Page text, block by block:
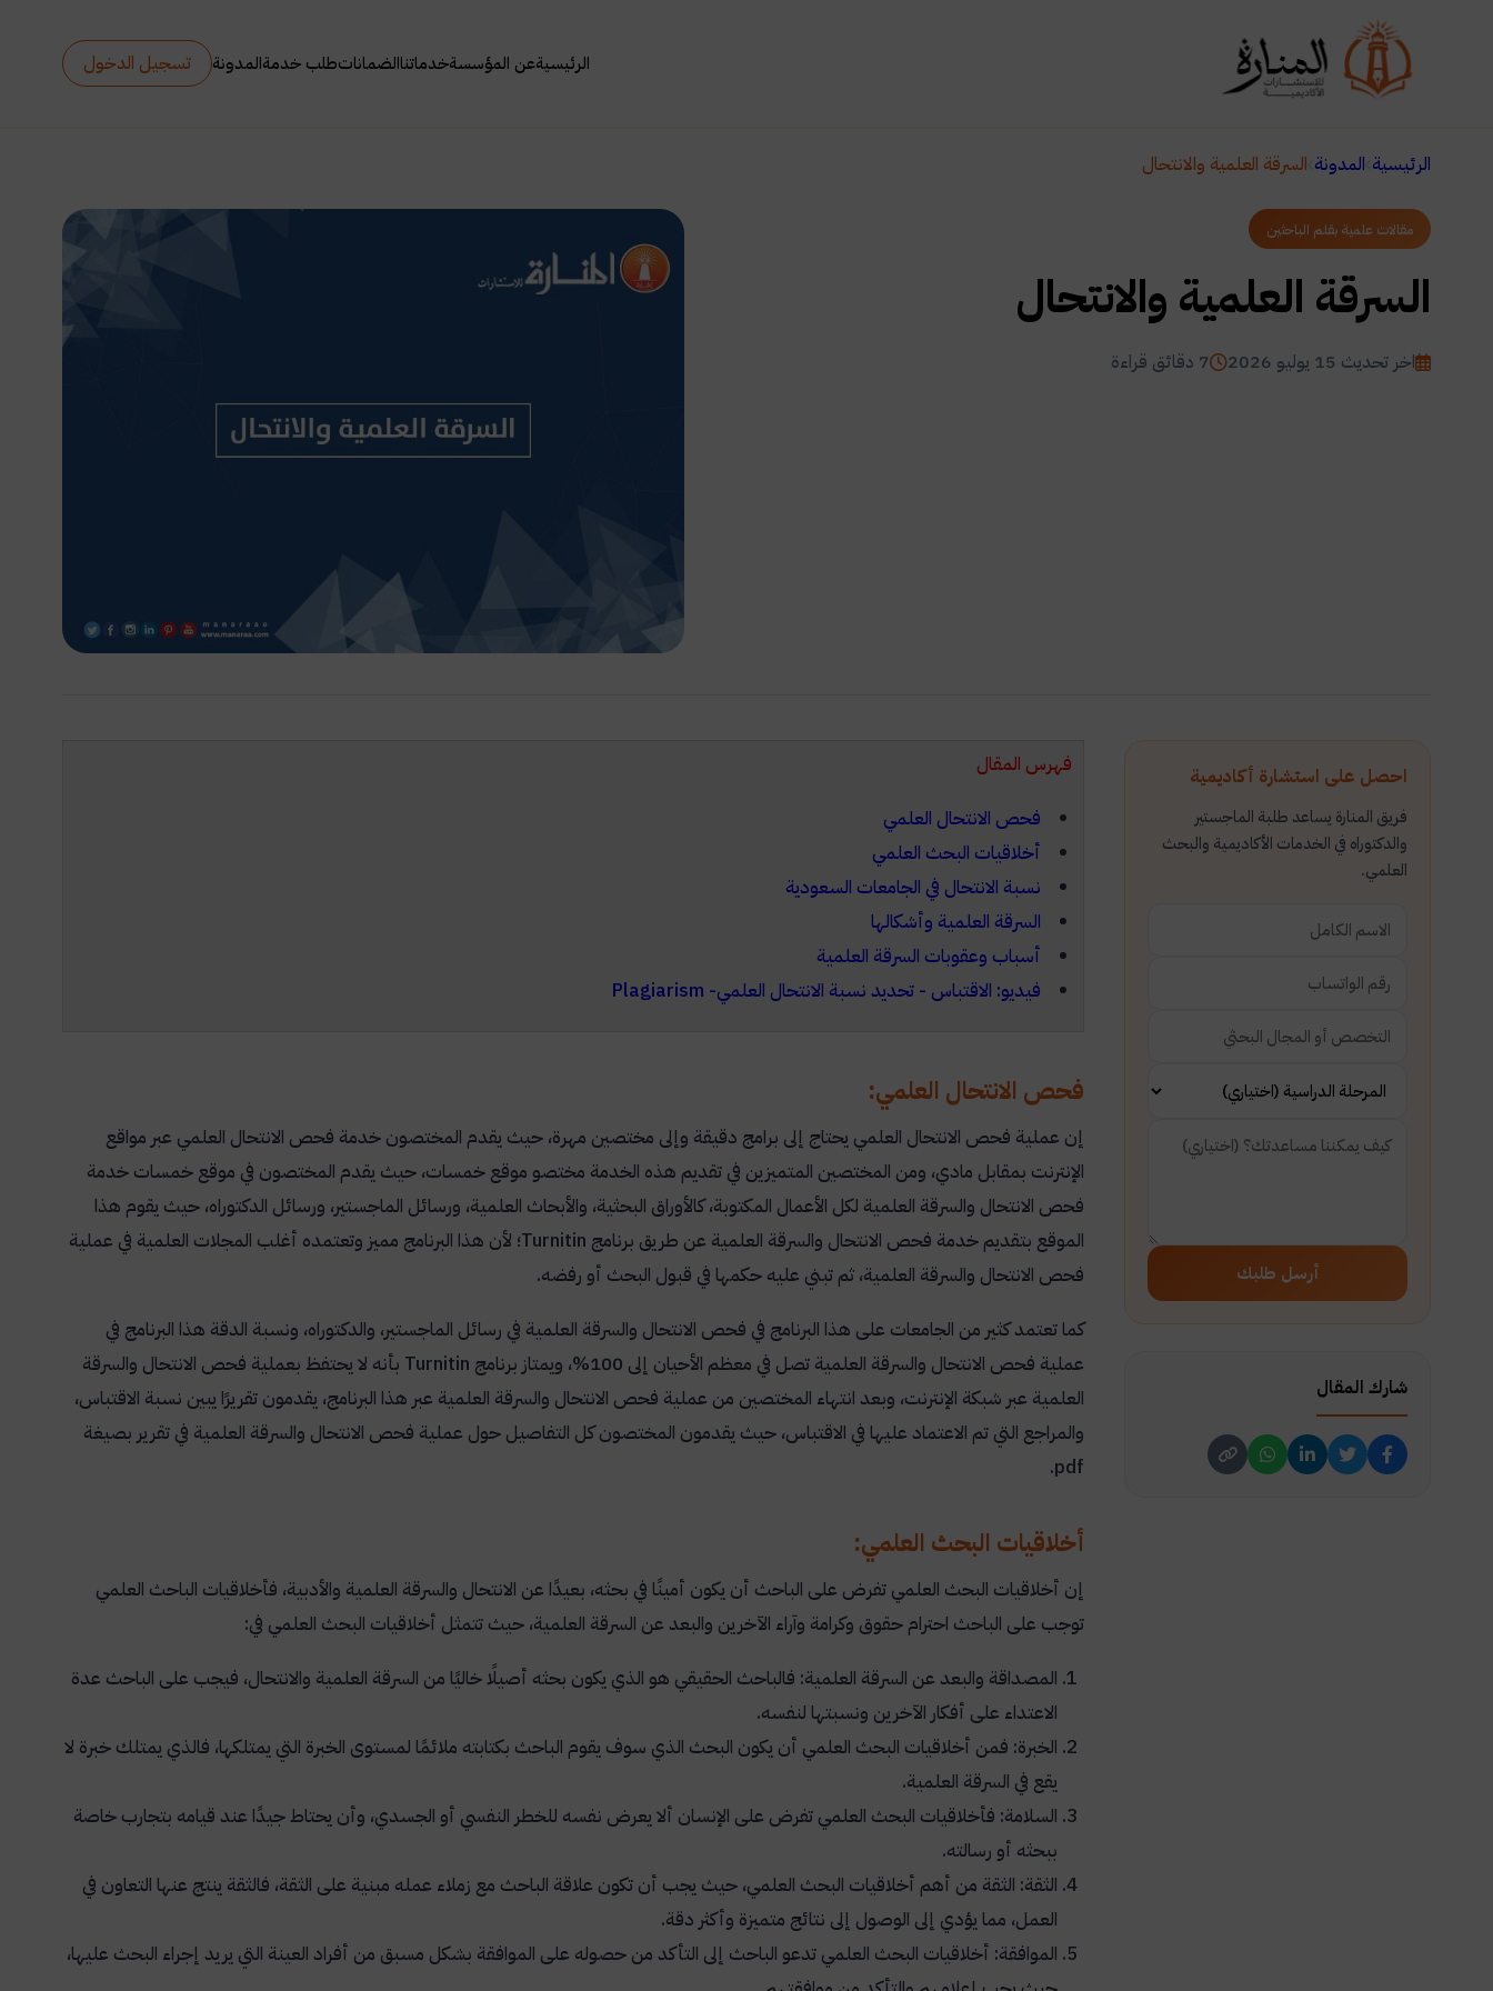
الرئيسيةعن المؤسسةخدماتناالضماناتطلب خدمةالمدونة تسجيل الدخول
الرئيسية المدونة السرقة العلمية والانتحال
مقالات علمية بقلم الباحثين
السرقة العلمية والانتحال
اخر تحديث 15 يوليو 2026 7 دقائق قراءة
احصل على استشارة أكاديمية
فريق المنارة يساعد طلبة الماجستير
والدكتوراه في الخدمات الأكاديمية والبحث
العلمي.
أرسل طلبك
شارك المقال
فهرس المقال
فحص الانتحال العلمي
أخلاقيات البحث العلمي
نسبة الانتحال في الجامعات السعودية
السرقة العلمية وأشكالها
أسباب وعقوبات السرقة العلمية
فيديو: الاقتباس - تحديد نسبة الانتحال العلمي- Plagiarism
فحص الانتحال العلمي:
إن عملية فحص الانتحال العلمي يحتاج إلى برامج دقيقة وإلى مختصين مهرة، حيث يقدم المختصون خدمة فحص الانتحال العلمي عبر مواقع
الإنترنت بمقابل مادي، ومن المختصين المتميزين في تقديم هذه الخدمة مختصو موقع خمسات، حيث يقدم المختصون في موقع خمسات خدمة
فحص الانتحال والسرقة العلمية لكل الأعمال المكتوبة، كالأوراق البحثية، والأبحاث العلمية، ورسائل الماجستير، ورسائل الدكتوراه، حيث يقوم هذا
الموقع بتقديم خدمة فحص الانتحال والسرقة العلمية عن طريق برنامج Turnitin؛ لأن هذا البرنامج مميز وتعتمده أغلب المجلات العلمية في عملية
فحص الانتحال والسرقة العلمية، ثم تبني عليه حكمها في قبول البحث أو رفضه.
كما تعتمد كثير من الجامعات على هذا البرنامج في فحص الانتحال والسرقة العلمية في رسائل الماجستير، والدكتوراه، ونسبة الدقة هذا البرنامج في
عملية فحص الانتحال والسرقة العلمية تصل في معظم الأحيان إلى 100%، ويمتاز برنامج
Turnitin بأنه لا يحتفظ بعملية فحص الانتحال والسرقة
العلمية عبر شبكة الإنترنت، وبعد انتهاء المختصين من عملية فحص الانتحال والسرقة العلمية عبر هذا البرنامج، يقدمون تقريرًا يبين نسبة الاقتباس،
والمراجع التي تم الاعتماد عليها في الاقتباس، حيث يقدمون المختصون كل التفاصيل حول عملية فحص الانتحال والسرقة العلمية في تقرير بصيغة
pdf
.
أخلاقيات البحث العلمي:
إن أخلاقيات البحث العلمي تفرض على الباحث أن يكون أمينًا في بحثه، بعيدًا عن الانتحال والسرقة العلمية والأدبية، فأخلاقيات الباحث العلمي
توجب على الباحث احترام حقوق وكرامة وآراء الآخرين والبعد عن السرقة العلمية، حيث تتمثل أخلاقيات البحث العلمي في:
المصداقة والبعد عن السرقة العلمية: فالباحث الحقيقي هو الذي يكون بحثه أصيلًا خاليًا من السرقة العلمية والانتحال، فيجب على الباحث عدة
الاعتداء على أفكار الآخرين ونسبتها لنفسه.
الخبرة: فمن أخلاقيات البحث العلمي أن يكون البحث الذي سوف يقوم الباحث بكتابته ملائمًا لمستوى الخبرة التي يمتلكها، فالذي يمتلك خبرة لا
يقع في السرقة العلمية.
السلامة: فأخلاقيات البحث العلمي تفرض على الإنسان ألا يعرض نفسه للخطر النفسي أو الجسدي، وأن يحتاط جيدًا عند قيامه بتجارب خاصة
ببحثه أو رسالته.
الثقة: الثقة من أهم أخلاقيات البحث العلمي، حيث يجب أن تكون علاقة الباحث مع زملاء عمله مبنية على الثقة، فالثقة ينتج عنها التعاون في
العمل، مما يؤدي إلى الوصول إلى نتائج متميزة وأكثر دقة.
الموافقة: أخلاقيات البحث العلمي تدعو الباحث إلى التأكد من حصوله على الموافقة بشكل مسبق من أفراد العينة التي يريد إجراء البحث عليها،